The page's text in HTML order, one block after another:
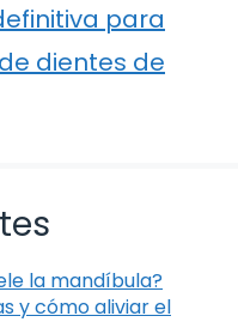
para
dientes de
la mandíbula?
y cómo aliviar el